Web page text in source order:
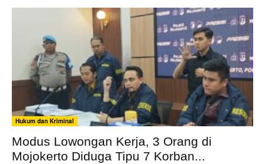
Hukum dan Kriminal
Modus Lowongan Kerja, 3 Orang di
Mojokerto Diduga Tipu 7 Korban...